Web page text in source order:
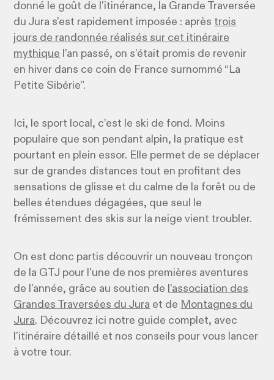
donné le goût de l'itinérance, la Grande Traversée
du Jura s'est rapidement imposée : après trois
jours de randonnée réalisés sur cet itinéraire
mythique l'an passé, on s’était promis de revenir
en hiver dans ce coin de France surnommé “La
Petite Sibérie”.
Ici, le sport local, c’est le ski de fond. Moins
populaire que son pendant alpin, la pratique est
pourtant en plein essor. Elle permet de se déplacer
sur de grandes distances tout en profitant des
sensations de glisse et du calme de la forêt ou de
belles étendues dégagées, que seul le
frémissement des skis sur la neige vient troubler.
On est donc partis découvrir un nouveau tronçon
de la GTJ pour l'une de nos premières aventures
de l'année, grâce au soutien de l’association des
Grandes Traversées du Jura et de Montagnes du
Jura. Découvrez ici notre guide complet, avec
l'itinéraire détaillé et nos conseils pour vous lancer
à votre tour.